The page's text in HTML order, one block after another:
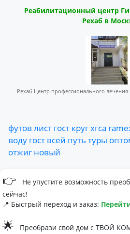
Реабилитационный центр
Рехаб в
Рехаб Центр профессионального лечения
футов лист гост кругхгса
воду гост всей путь туры
отжиг новый
👉
Не упустите возможность
сейчас!
📍 Быстрый переход и заказ:
🌟
Преобрази свой дом с ТВОЙ